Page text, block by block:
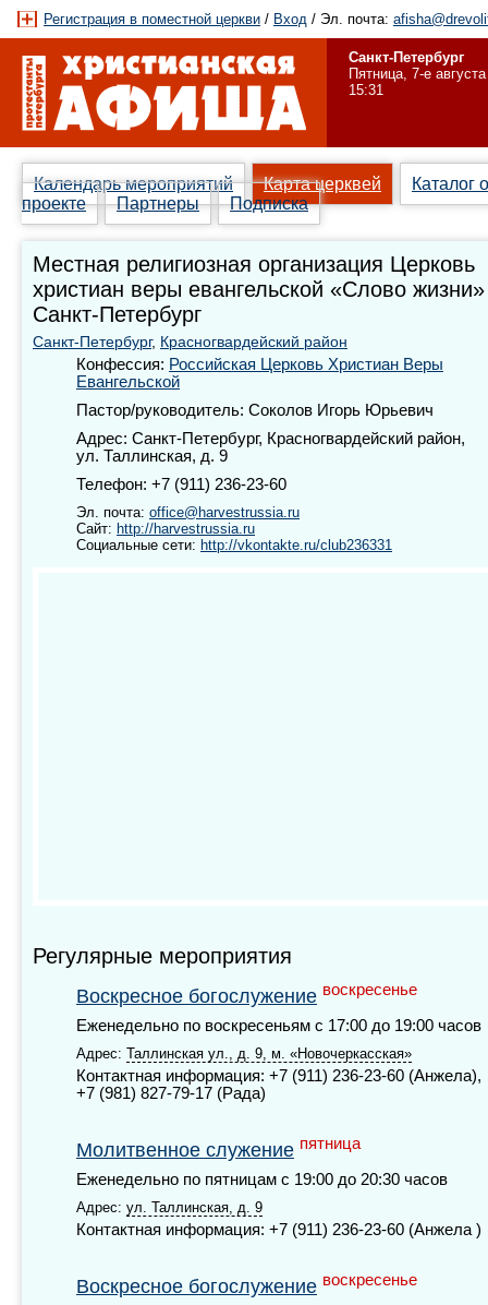
Регистрация в поместной церкви / Вход / Эл. почта:
Санкт-Петербург
Пятница, 7-е августа
15:31
Календарь мероприятий Карта церквей
Каталог
проекте
Партнеры Подписка
Местная религиозная организация Церковь
христиан веры евангельской «Слово жизни»
Санкт-Петербург
Санкт-Петербург, Красногвардейский район
Конфессия: Российская Церковь Христиан Веры
Евангельской
Пастор/руководитель: Соколов Игорь Юрьевич
Адрес: Санкт-Петербург, Красногвардейский район,
ул. Таллинская, д. 9
Телефон: +7 (911) 236-23-60
Эл. почта: office@harvestrussia.ru
Сайт: http://harvestrussia.ru
Социальные сети: http://vkontakte.ru/club236331
Регулярные мероприятия
Воскресное богослужение воскресенье
Еженедельно по воскресеньям с 17:00 до 19:00 часов
Адрес: Таллинская ул., д. 9, м. «Новочеркасская»
Контактная информация: +7 (911) 236-23-60 (Анжела),
+7 (981) 827-79-17 (Рада)
Молитвенное служение пятница
Еженедельно по пятницам с 19:00 до 20:30 часов
Адрес: ул. Таллинская, д. 9
Контактная информация: +7 (911) 236-23-60 (Анжела )
Воскресное богослужение воскресенье